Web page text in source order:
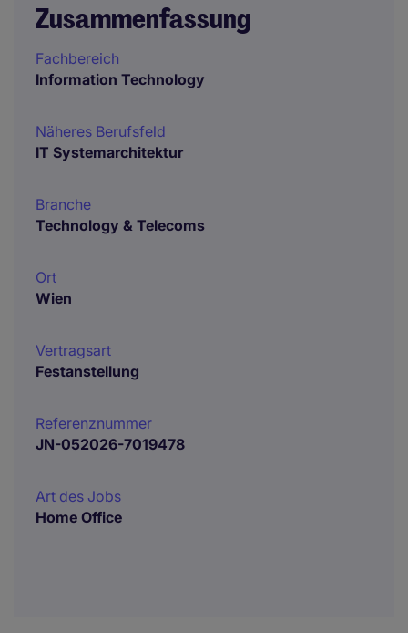
Zusammenfassung
Fachbereich
Information Technology
Näheres Berufsfeld
IT Systemarchitektur
Branche
Technology & Telecoms
Ort
Wien
Vertragsart
Festanstellung
Referenznummer
JN-052026-7019478
Art des Jobs
Home Office